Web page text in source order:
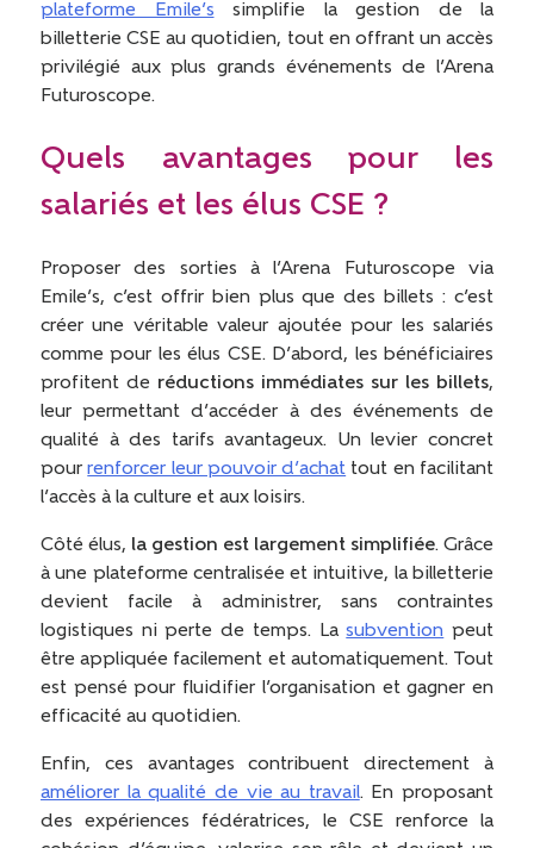
plateforme Emile’s simplifie la gestion de la
billetterie CSE au quotidien, tout en offrant un accès
privilégié aux plus grands événements de l’Arena
Futuroscope.
Quels avantages pour les
salariés et les élus CSE ?
Proposer des sorties à l’Arena Futuroscope via
Emile’s, c’est offrir bien plus que des billets : c’est
créer une véritable valeur ajoutée pour les salariés
comme pour les élus CSE. D’abord, les bénéficiaires
profitent de réductions immédiates sur les billets,
leur permettant d’accéder à des événements de
qualité à des tarifs avantageux. Un levier concret
pourrenforcer leur pouvoir d’achat tout en facilitant
l’accès à la culture et aux loisirs.
Côté élus, la gestion est largement simplifiée. Grâce
à une plateforme centralisée et intuitive, la billetterie
devient facile à administrer, sans contraintes
logistiques ni perte de temps. Lasubvention peut
être appliquée facilement et automatiquement. Tout
est pensé pour fluidifier l’organisation et gagner en
efficacité au quotidien.
Enfin, ces avantages contribuent directement à
améliorer la qualité de vie au travail. En proposant
des expériences fédératrices, le CSE renforce la